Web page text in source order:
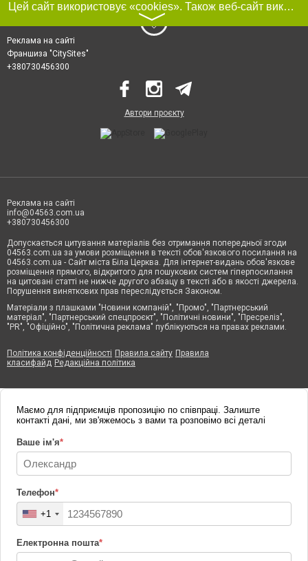
Цей сайт використовує «cookies». Також веб-сайт використовує інтернет-сервіс для збору технічних даних стосовно відвідувачів з метою отримання маркетингової та статистичної інформації. Умови обробки даних відвідувачів сайту див.
〉
Реклама на сайті
Франшиза "CitySites"
+380730456300
Автори проєкту
Реклама на сайті
info@04563.com.ua
+380730456300
Допускається цитування матеріалів без отримання попередньої згоди
04563.com.ua за умови розміщення в тексті обов'язкового посилання на
04563.com.ua - Сайт міста Біла Церква. Для інтернет-видань обов'язкове
розміщення прямого, відкритого для пошукових систем гіперпосилання
на цитовані статті не нижче другого абзацу в тексті або в якості джерела.
Порушення виняткових прав переслідується Законом.
Матеріали з плашками "Новини компаній", "Промо", "Партнерський
матеріал", "Партнерський спецпроєкт", "Політичні новини", "Пресреліз",
"PR", "Офіційно", "Політична реклама" публікуються на правах реклами.
Політика конфіденційності Правила сайту Правила
класифайд Редакційна політика
Маємо для підприємців пропозицію по співпраці. Залиште
контакті дані, ми зв'яжемось з вами та розповімо всі деталі
Ваше ім'я*
Телефон*
+1
Електронна пошта*